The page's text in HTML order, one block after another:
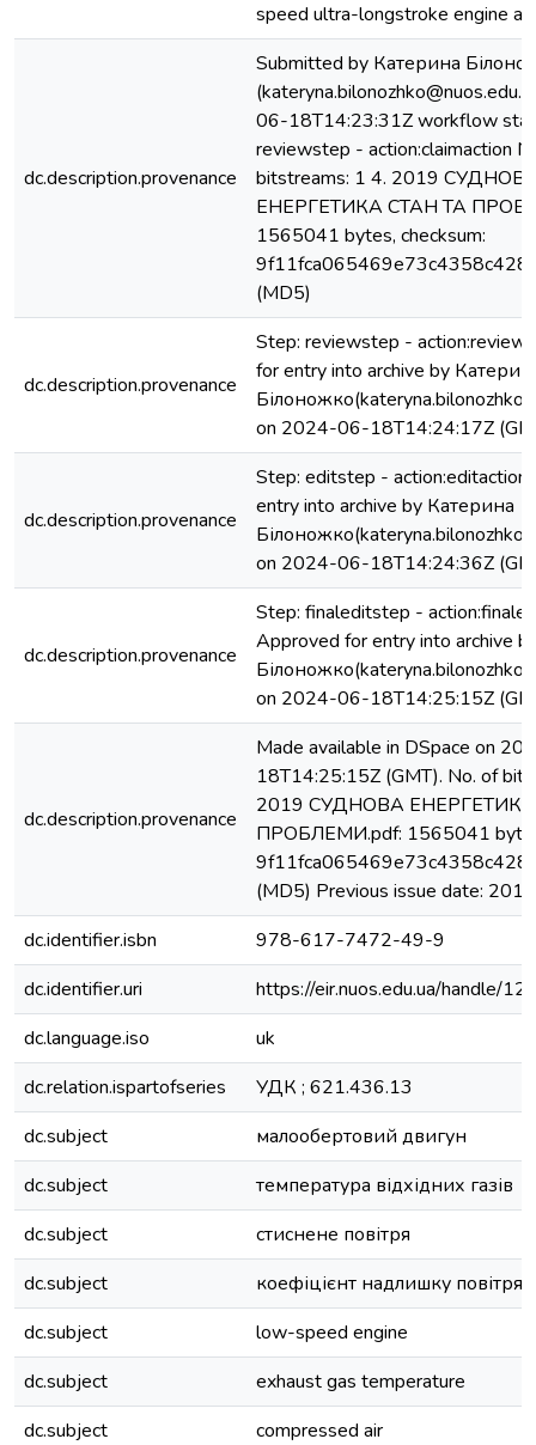
speed ultra-longstroke engine
dc.description.provenance
Submitted by Катерина
06-18T14:23:31Z workflow
reviewstep - action:claimaction
bitstreams: 1 4. 2019
ЕНЕРГЕТИКА СТАН ТА
1565041 bytes, checksum:
(MD5)
dc.description.provenance
Step: reviewstep -
for entry into archive by
on 2024-06-18T14:24:17Z
dc.description.provenance
Step: editstep - action:editaction
entry into archive by Катерина
on 2024-06-18T14:24:36Z
dc.description.provenance
Step: finaleditstep -
Approved for entry into archive
on 2024-06-18T14:25:15Z
dc.description.provenance
Made available in DSpace on
18T14:25:15Z (GMT). No. of
2019 CУДНОВА
ПРОБЛЕМИ.pdf: 1565041
(MD5) Previous issue date: 2019
dc.identifier.isbn
978-617-7472-49-9
dc.identifier.uri
https://eir.nuos.edu.ua/handle/
dc.language.iso
uk
dc.relation.ispartofseries
УДК ; 621.436.13
dc.subject
малообертовий двигун
dc.subject
температура відхідних газів
dc.subject
стиснене повітря
dc.subject
коефіцієнт надлишку повітря
dc.subject
low-speed engine
dc.subject
exhaust gas temperature
dc.subject
compressed air